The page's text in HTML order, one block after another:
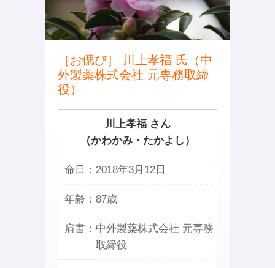
［お偲び］ 川上孝福 氏（中
外製薬株式会社 元専務取締
役）
川上孝福 さん
（かわかみ・たかよし）
命日： 2018年3月12日
年齢： 87歳
肩書： 中外製薬株式会社 元専務
取締役